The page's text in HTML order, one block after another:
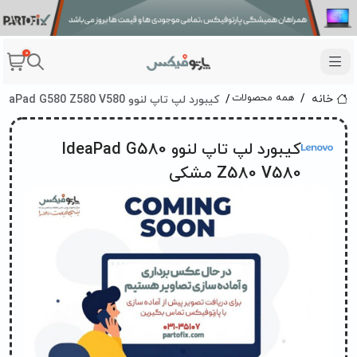
0
خانه همه محصولات کیبورد لپ تاپ لنوو IdeaPad G580 Z580 V580 مشکی
کیبورد لپ تاپ لنوو IdeaPad G580
Z580 V580 مشکی